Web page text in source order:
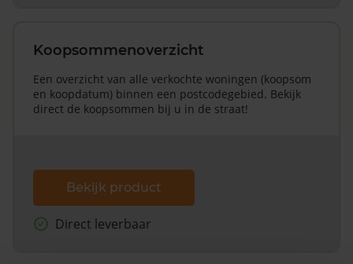
Koopsommenoverzicht
Een overzicht van alle verkochte woningen (koopsom
en koopdatum) binnen een postcodegebied. Bekijk
direct de koopsommen bij u in de straat!
Bekijk product
Direct leverbaar